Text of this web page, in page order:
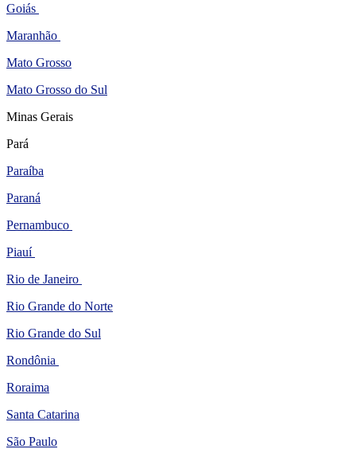
Goiás
Maranhão
Mato Grosso
Mato Grosso do Sul
Minas Gerais
Pará
Paraíba
Paraná
Pernambuco
Piauí
Rio de Janeiro
Rio Grande do Norte
Rio Grande do Sul
Rondônia
Roraima
Santa Catarina
São Paulo